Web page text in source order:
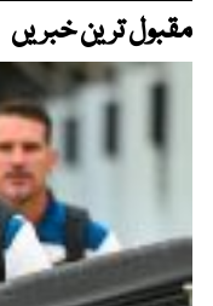
مقبول ترین خبریں